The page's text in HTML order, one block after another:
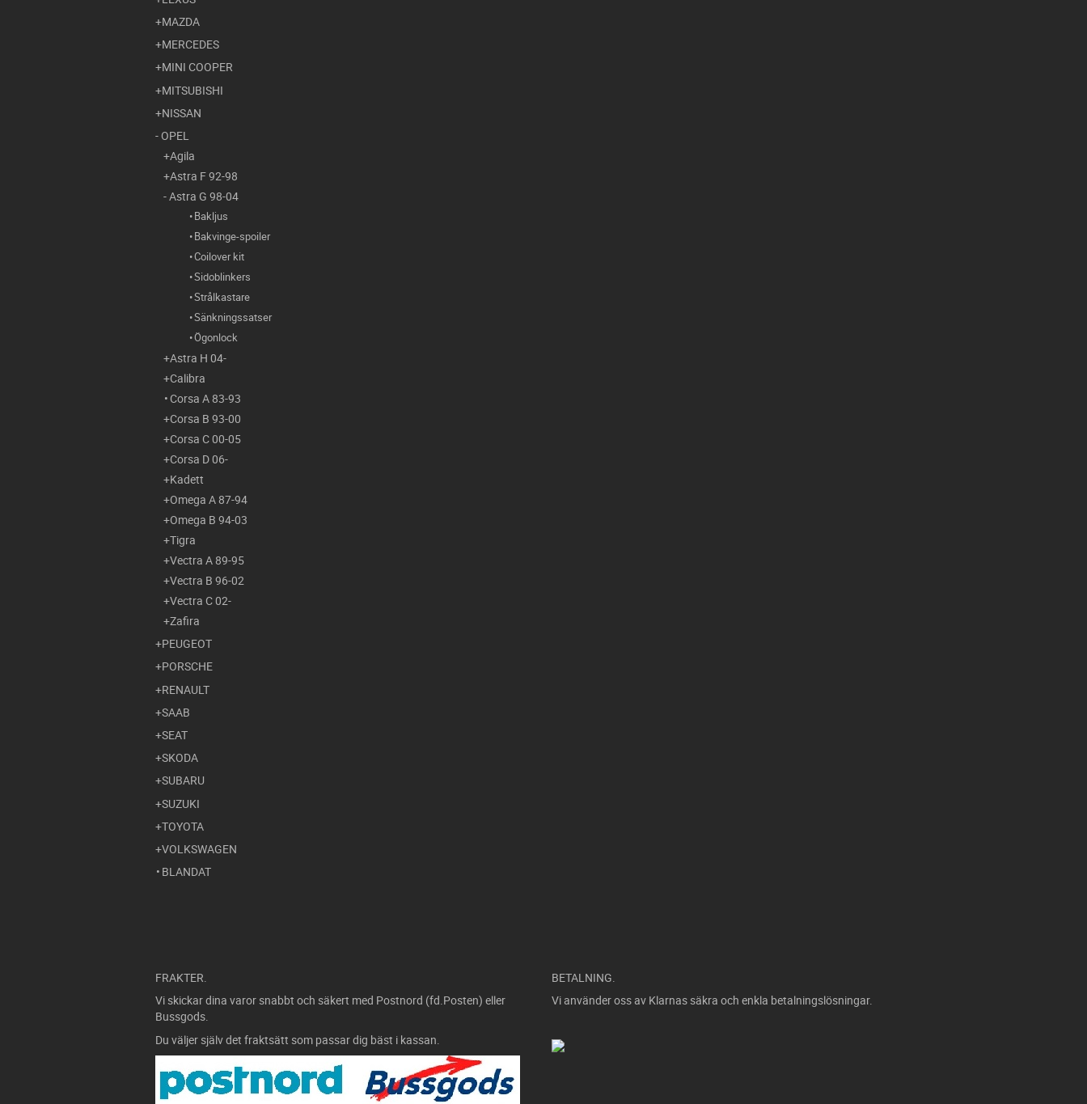
MAZDA
MERCEDES
MINI COOPER
MITSUBISHI
NISSAN
OPEL
Agila
Astra F 92-98
Astra G 98-04
Bakljus
Bakvinge-spoiler
Coilover kit
Sidoblinkers
Strålkastare
Sänkningssatser
Ögonlock
Astra H 04-
Calibra
Corsa A 83-93
Corsa B 93-00
Corsa C 00-05
Corsa D 06-
Kadett
Omega A 87-94
Omega B 94-03
Tigra
Vectra A 89-95
Vectra B 96-02
Vectra C 02-
Zafira
PEUGEOT
PORSCHE
RENAULT
SAAB
SEAT
SKODA
SUBARU
SUZUKI
TOYOTA
VOLKSWAGEN
BLANDAT
FRAKTER.
Vi skickar dina varor snabbt och säkert med Postnord (fd.Posten) eller
Bussgods.
Du väljer själv det fraktsätt som passar dig bäst i kassan.
BETALNING.
Vi använder oss av Klarnas säkra och enkla betalningslösningar.